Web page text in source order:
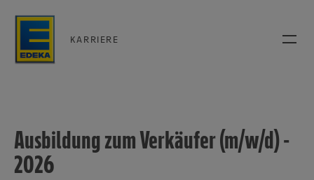
KARRIERE
Ausbildung zum Verkäufer (m/w/d) -
2026